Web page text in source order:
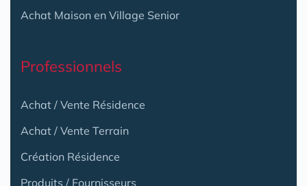
Achat Maison en Village Senior
Professionnels
Achat / Vente Résidence
Achat / Vente Terrain
Création Résidence
Produits / Fournisseurs